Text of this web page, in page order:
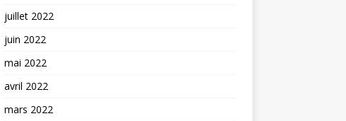
juillet 2022
juin 2022
mai 2022
avril 2022
mars 2022